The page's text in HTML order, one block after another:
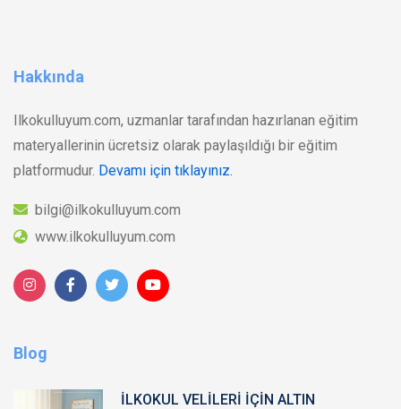
Hakkında
Ilkokulluyum.com, uzmanlar tarafından hazırlanan eğitim
materyallerinin ücretsiz olarak paylaşıldığı bir eğitim
platformudur. Devamı için tıklayınız.
bilgi@ilkokulluyum.com
www.ilkokulluyum.com
Blog
İLKOKUL VELİLERİ İÇİN ALTIN